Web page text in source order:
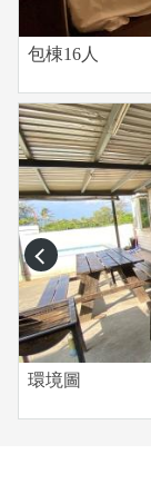
包棟16人
prev
環境圖